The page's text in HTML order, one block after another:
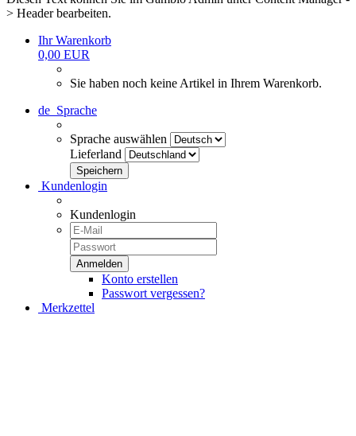
> Header bearbeiten.
Ihr Warenkorb
0,00 EUR
Sie haben noch keine Artikel in Ihrem Warenkorb.
de Sprache
Sprache auswählen
Lieferland
Kundenlogin
Kundenlogin
Konto erstellen
Passwort vergessen?
Merkzettel